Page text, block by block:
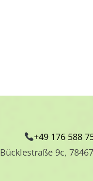
+49 176 588
Bücklestraße 9c,